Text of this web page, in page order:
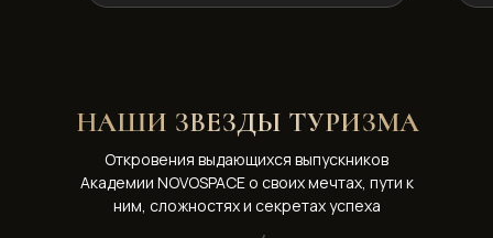
НАШИ ЗВЕЗДЫ ТУРИЗМА
Откровения выдающихся выпускников
Академии NOVOSPACE о своих мечтах, пути к
ним, сложностях и секретах успеха